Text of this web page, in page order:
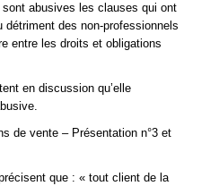
abusives les clauses qui ont
des non-professionnels
entre les droits et obligations
en discussion qu’elle
de vente – Présentation n°3 et
que : « tout client de la